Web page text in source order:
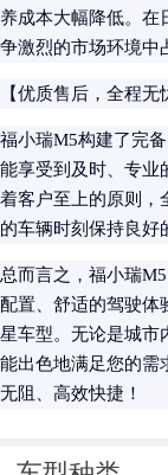
养成本大幅降低。在
争激烈的市场环境中
【优质售后，全程无
福小瑞M5构建了完
能享受到及时、专业
着客户至上的原则，
的车辆时刻保持良好
总而言之，福小瑞
配置、舒适的驾驶体
星车型。无论是城市
能出色地满足您的需
无阻、高效快捷！